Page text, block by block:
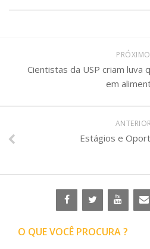
PRÓXIMO
Cientistas da USP criam luva
em
ANTERIOR
Estágios e
O QUE VOCÊ PROCURA ?